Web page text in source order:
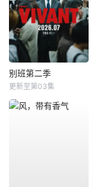
别班第二季
更新至第03集